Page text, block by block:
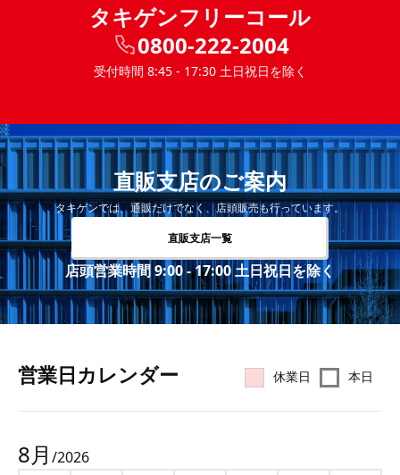
タキゲンフリーコール
0800-222-2004
受付時間 8:45 - 17:30 土日祝日を除く
直販支店のご案内
タキゲンでは、通販だけでなく、店頭販売も行っています。
直販支店一覧
店頭営業時間 9:00 - 17:00 土日祝日を除く
営業⽇カレンダー 休業日 本日
8月 /2026